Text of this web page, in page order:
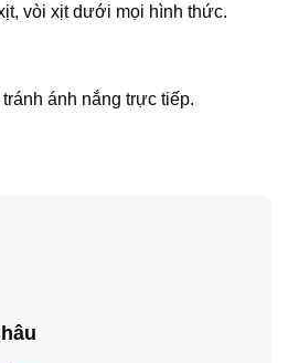
vòi xịt dưới mọi hình thức.
ánh nắng trực tiếp.